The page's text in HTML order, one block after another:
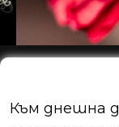
Към днешна